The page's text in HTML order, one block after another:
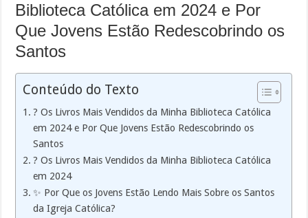
Biblioteca Católica em 2024 e Por
Que Jovens Estão Redescobrindo os
Santos
Conteúdo do Texto
? Os Livros Mais Vendidos da Minha Biblioteca Católica
em 2024 e Por Que Jovens Estão Redescobrindo os
Santos
? Os Livros Mais Vendidos da Minha Biblioteca Católica
em 2024
✨ Por Que os Jovens Estão Lendo Mais Sobre os Santos
da Igreja Católica?